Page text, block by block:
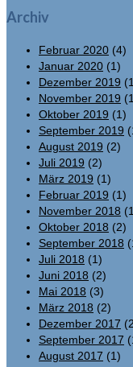
Archiv
Februar 2020 (4)
Januar 2020 (1)
Dezember 2019
November 2019
Oktober 2019 (1)
September 2019
August 2019 (2)
Juli 2019 (2)
März 2019 (1)
Februar 2019 (1)
November 2018
Oktober 2018 (2)
September 2018
Juli 2018 (1)
Juni 2018 (2)
Mai 2018 (3)
März 2018 (2)
Dezember 2017
September 2017
August 2017 (1)